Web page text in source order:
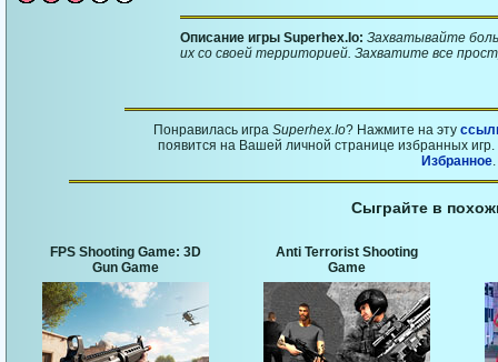
Описание игры Superhex.Io: Захватывайте
их со своей территорией. Захватите все
Понравилась игра Superhex.Io? Нажмите на эту
появится на Вашей личной странице избранных
Избранное.
Сыграйте в
FPS Shooting Game: 3D
Gun Game
Anti Terrorist Shooting
Game